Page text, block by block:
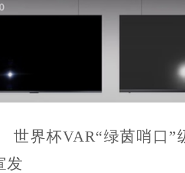
界杯VAR“绿茵哨口”
发